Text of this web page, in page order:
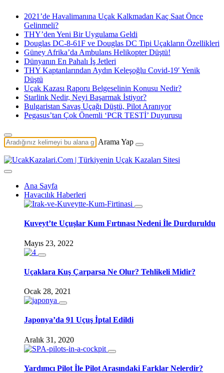
2021’de Havalimanına Uçak Kalkmadan Kaç Saat Önce
Gelinmeli?
THY’den Yeni Bir Uygulama Geldi
Douglas DC-8-61F ve Douglas DC Tipi Uçakların Özellikleri
Güney Afrika’da Ambulans Helikopter Düştü!
Dünyanın En Pahalı İş Jetleri
THY Kaptanlarından Aydın Keleşoğlu Covid-19′ Yenik
Düştü
Uçak Kazası Raporu Belgeselinin Konusu Nedir?
Starlink Nedir, Neyi Başarmak İstiyor?
Bulgaristan Savaş Uçağı Düştü, Pilot Aranıyor
Pegasus’tan Çok Önemli ‘PCR TESTİ’ Duyurusu
Arama Yap
Ana Sayfa
Havacılık Haberleri
Kuveyt’te Uçuşlar Kum Fırtınası Nedeni İle Durduruldu
Mayıs 23, 2022
Uçaklara Kuş Çarparsa Ne Olur? Tehlikeli Midir?
Ocak 28, 2021
Japonya’da 91 Uçuş İptal Edildi
Aralık 31, 2020
Yardımcı Pilot İle Pilot Arasındaki Farklar Nelerdir?